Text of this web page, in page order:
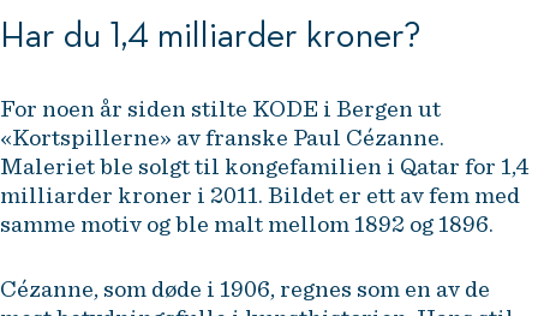
Har du 1,4 milliarder kroner?
For noen år siden stilte KODE i Bergen ut
«Kortspillerne» av franske Paul Cézanne.
Maleriet ble solgt til kongefamilien i Qatar for 1,4
milliarder kroner i 2011. Bildet er ett av fem med
samme motiv og ble malt mellom 1892 og 1896.
Cézanne, som døde i 1906, regnes som en av de